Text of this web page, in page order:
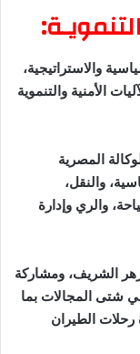
والاستراتيجية،
الأمنية والتنموية
المصرية
والنقل،
والري وإدارة
الشريف، ومشاركة
شتى المجالات بما
رحلات الطيران